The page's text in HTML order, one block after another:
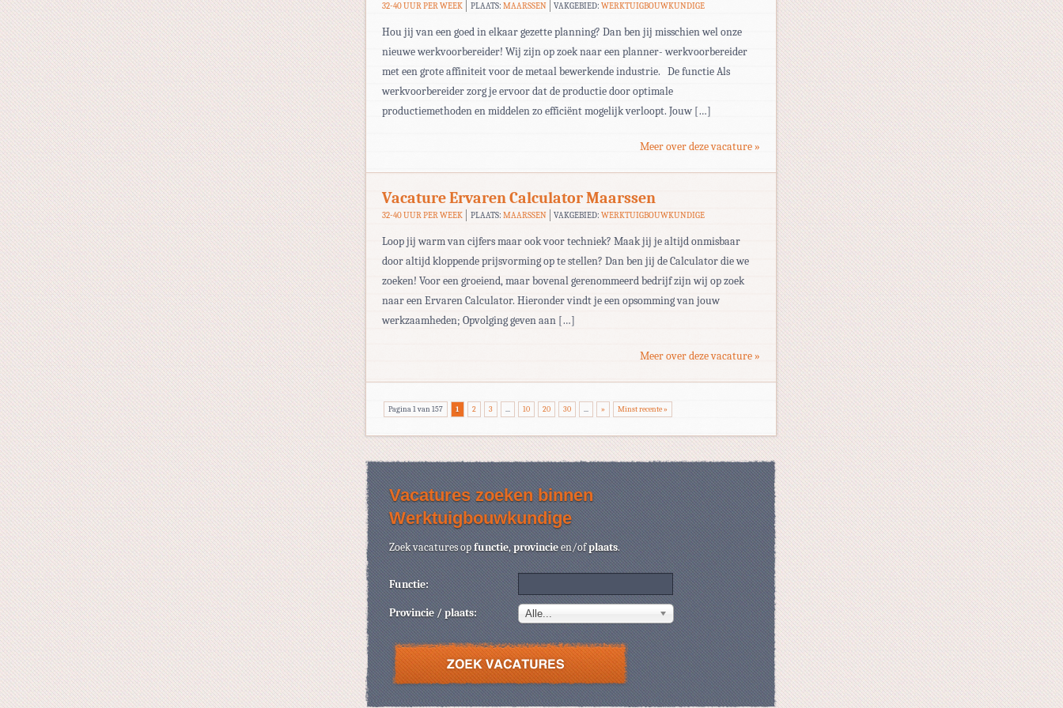
32-40 UUR PER WEEK PLAATS: MAARSSEN VAKGEBIED:WERKTUIGBOUWKUNDIGE
Hou jij van een goed in elkaar gezette planning? Dan ben jij misschien wel onze
nieuwe werkvoorbereider! Wij zijn op zoek naar een planner- werkvoorbereider
met een grote affiniteit voor de metaal bewerkende industrie. De functie Als
werkvoorbereider zorg je ervoor dat de productie door optimale
productiemethoden en middelen zo efficiënt mogelijk verloopt. Jouw […]
Meer over deze vacature »
Vacature Ervaren Calculator Maarssen
32-40 UUR PER WEEK PLAATS: MAARSSEN VAKGEBIED:WERKTUIGBOUWKUNDIGE
Loop jij warm van cijfers maar ook voor techniek? Maak jij je altijd onmisbaar
door altijd kloppende prijsvorming op te stellen? Dan ben jij de Calculator die we
zoeken! Voor een groeiend, maar bovenal gerenommeerd bedrijf zijn wij op zoek
naar een Ervaren Calculator. Hieronder vindt je een opsomming van jouw
werkzaamheden; Opvolging geven aan […]
Meer over deze vacature »
Pagina 1 van 157 1 2 3 ... 10 20 30 ... » Minst recente »
Vacatures zoeken binnen
Werktuigbouwkundige
Zoek vacatures opfunctie,provincieen/ofplaats.
Functie:
Provincie / plaats: Alle...